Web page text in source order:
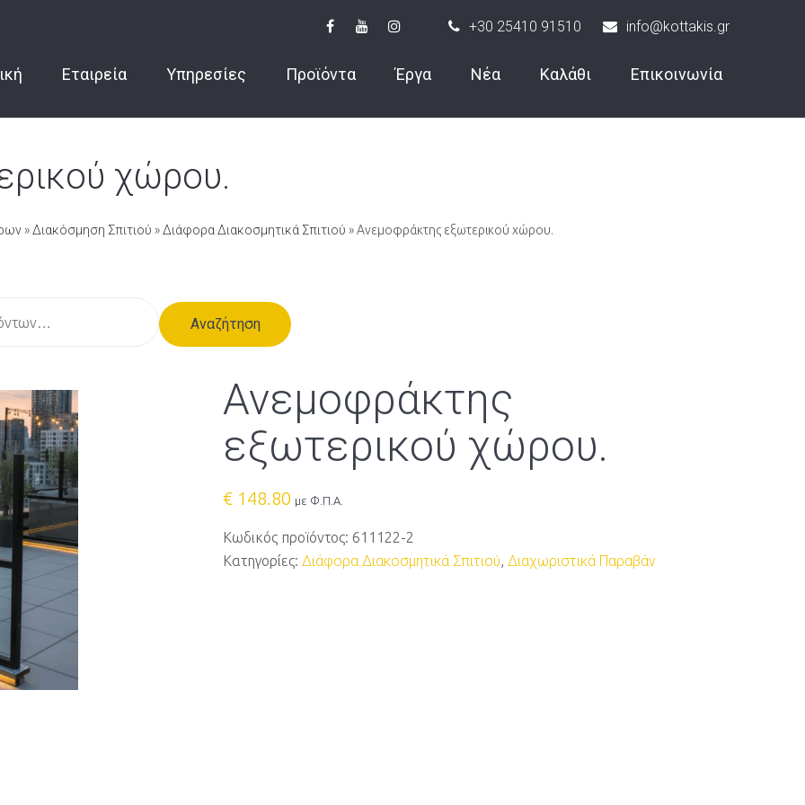
+30 25410 91510 info@kottakis.gr
Εταιρεία Υπηρεσίες Προϊόντα Έργα Νέα Καλάθι Επικοινωνία
χώρου.
»Διακόσμηση Σπιτιού »Διάφορα Διακοσμητικά Σπιτιού » Ανεμοφράκτης εξωτερικού χώρου.
Ανεμοφράκτης
εξωτερικού χώρου.
€ 148.80 με Φ.Π.Α.
Κωδικός προϊόντος: 611122-2
Κατηγορίες: Διάφορα Διακοσμητικά Σπιτιού Διαχωριστικά Παραβάν
Αναζήτηση